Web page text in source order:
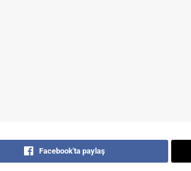
Facebook'ta paylaş